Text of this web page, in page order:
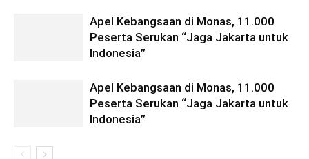
Apel Kebangsaan di Monas, 11.000
Peserta Serukan “Jaga Jakarta untuk
Indonesia”
Apel Kebangsaan di Monas, 11.000
Peserta Serukan “Jaga Jakarta untuk
Indonesia”